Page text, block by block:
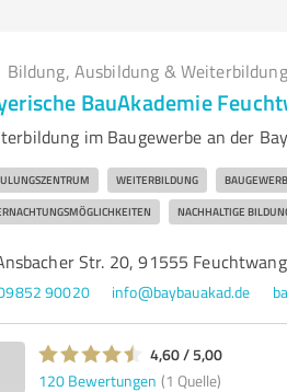
Bildung, Ausbildung & Weiterbildung
BauAkademie
im Baugewerbe an der
WEITERBILDUNG
NACHHALTIGE
Str. 20, 91555
90020 info@baybauakad.de
4,60 / 5,00
120 Bewertungen (1 Quelle)